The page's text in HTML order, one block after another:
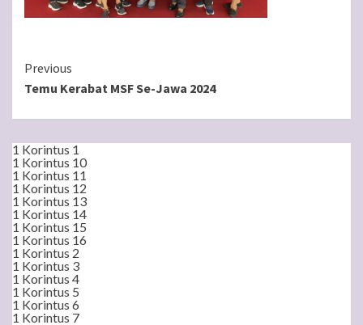
Continue
Reading
Previous
Temu Kerabat MSF Se-Jawa 2024
1 Korintus 1
1 Korintus 10
1 Korintus 11
1 Korintus 12
1 Korintus 13
1 Korintus 14
1 Korintus 15
1 Korintus 16
1 Korintus 2
1 Korintus 3
1 Korintus 4
1 Korintus 5
1 Korintus 6
1 Korintus 7